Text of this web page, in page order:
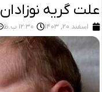
علت گریه نوزادان
اسفند 20, 1403 12:30 ب.ظ